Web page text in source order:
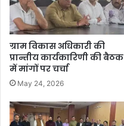
ग्राम विकास अधिकारी की
प्रान्तीय कार्यकारिणी की बैठक
में मांगों पर चर्चा
May 24, 2026